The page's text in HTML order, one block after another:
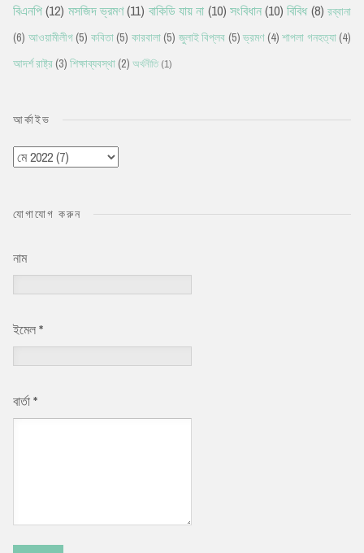
বিএনপি(12) মসজিদ ভ্রমণ(11) বাকিডি যায় না (10) সংবিধান(10) বিবিধ (8) রব্বানা
(6) আওয়ামীলীগ (5) কবিতা (5) কারবালা (5) জুলাই বিপ্লব (5) ভ্রমণ (4) শাপলা গনহত্যা (4)
আদর্শ রাষ্ট্র (3) শিক্ষাব্যবস্থা (2) অর্থনীতি (1)
আর্কাইভ
যোগাযোগ করুন
নাম
ইমেল*
বার্তা*